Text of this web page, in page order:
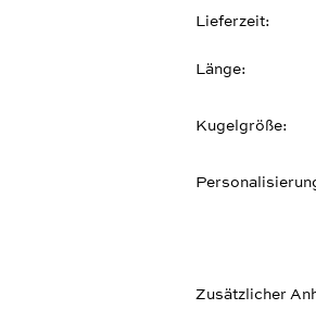
Lieferzeit
Länge
Kugelgröße
Zusätzlicher